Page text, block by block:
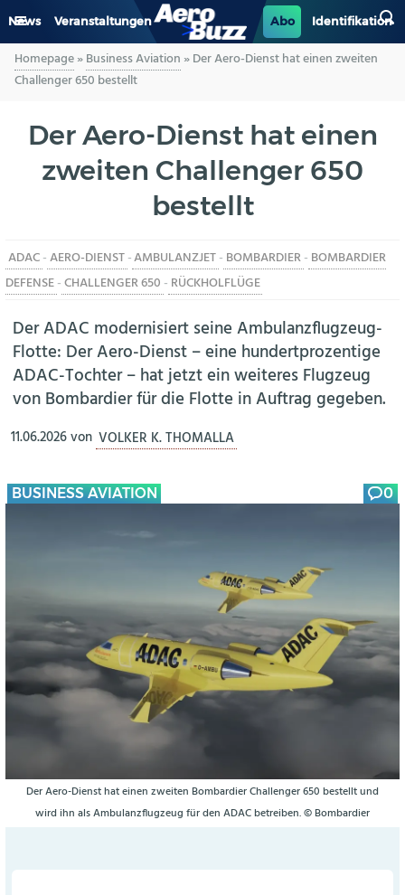
News Veranstaltungen Abo Identifikation
GENERAL AVIATION
LUFTVERKEHR
INDUSTRIE
BERUFE
AERO-KULTUR
Homepage»Business Aviation »Der Aero-Dienst hat einen zweiten
Challenger 650 bestellt
Der Aero-Dienst hat einen
zweiten Challenger 650
bestellt
ADAC-AERO-DIENST-AMBULANZJET- BOMBARDIER- BOMBARDIER
DEFENSE-CHALLENGER 650 - RÜCKHOLFLÜGE
Der ADAC modernisiert seine Ambulanzflugzeug-
Flotte: Der Aero-Dienst – eine hundertprozentige
ADAC-Tochter – hat jetzt ein weiteres Flugzeug
von Bombardier für die Flotte in Auftrag gegeben.
11.06.2026von VOLKER K. THOMALLA
BUSINESS AVIATION 0
Der Aero-Dienst hat einen zweiten Bombardier Challenger 650 bestellt und
wird ihn als Ambulanzflugzeug für den ADAC betreiben. © Bombardier